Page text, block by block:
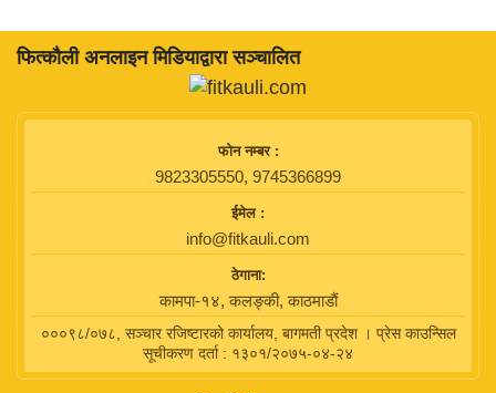
फित्काैली अनलाइन मिडियाद्वारा सञ्चालित
फाेन नम्बर :
9823305550, 9745366899
ईमेल :
info@fitkauli.com
ठेगाना:
कामपा-१४, कलङ्की, काठमाडाैं
०००९८/०७८, सञ्चार रजिष्टारको कार्यालय, बागमती प्रदेश । प्रेस काउन्सिल
सूचीकरण दर्ता : १३०१/२०७५-०४-२४